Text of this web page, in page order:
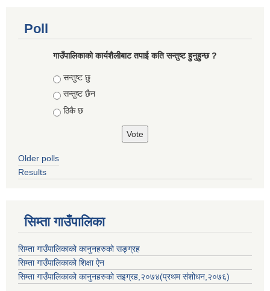
Poll
गाउँपालिकाको कार्यशैलीबाट तपाई कति सन्तुष्ट हुनुहुन्छ ?
Choices
सन्तुष्ट छु
सन्तुष्ट छैन
ठिकै छ
Older polls
Results
सिम्ता गाउँपालिका
सिम्ता गाउँपालिकाको कानुनहरुको सङ्ग्रह
सिम्ता गाउँपालिकाको शिक्षा ऐन
सिम्ता गाउँपालिकाको कानुनहरुको सइग्रह,२०७४(प्रथम संशोधन,२०७६)